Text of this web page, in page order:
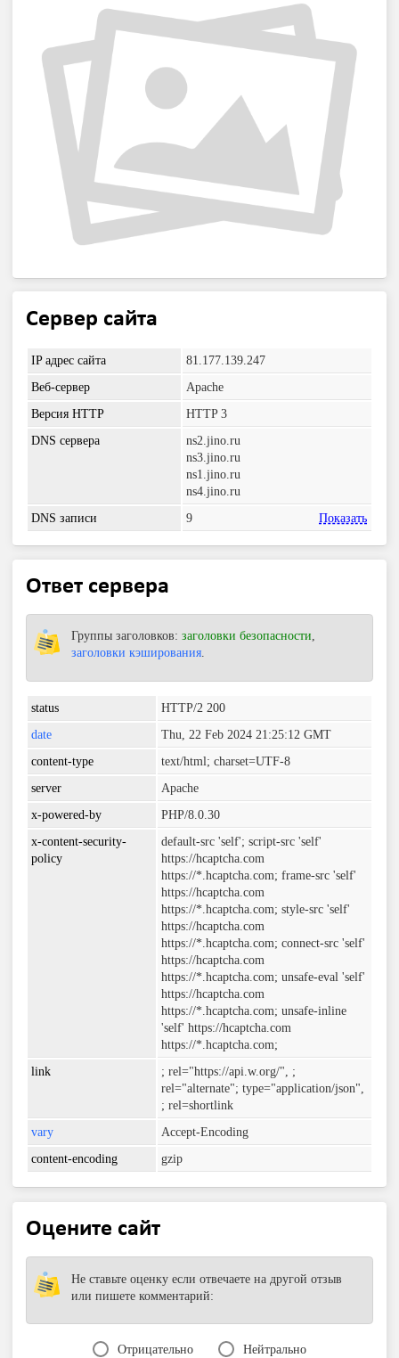
Сервер сайта
IP адрес сайта
81.177.139.247
Веб-сервер
Apache
Версия HTTP
HTTP 3
DNS сервера
ns2.jino.ru
ns3.jino.ru
ns1.jino.ru
ns4.jino.ru
DNS записи
9 Показать
Ответ сервера
Группы заголовков:заголовки безопасности,
заголовки кэширования.
status
HTTP/2 200
date
Thu, 22 Feb 2024 21:25:12 GMT
content-type
text/html; charset=UTF-8
server
Apache
x-powered-by
PHP/8.0.30
x-content-security-
policy
default-src 'self'; script-src 'self'
https://hcaptcha.com
https://*.hcaptcha.com; frame-src 'self'
https://hcaptcha.com
https://*.hcaptcha.com; style-src 'self'
https://hcaptcha.com
https://*.hcaptcha.com; connect-src 'self'
https://hcaptcha.com
https://*.hcaptcha.com; unsafe-eval 'self'
https://hcaptcha.com
https://*.hcaptcha.com; unsafe-inline
'self' https://hcaptcha.com
https://*.hcaptcha.com;
link
; rel="https://api.w.org/", ;
rel="alternate"; type="application/json",
; rel=shortlink
vary
Accept-Encoding
content-encoding
gzip
Оцените сайт
Не ставьте оценку если отвечаете на другой отзыв
или пишете комментарий:
Отрицательно Нейтрально